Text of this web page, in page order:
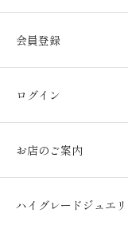
会員登録
ログイン
お店のご案内
ハイグレードジュエ